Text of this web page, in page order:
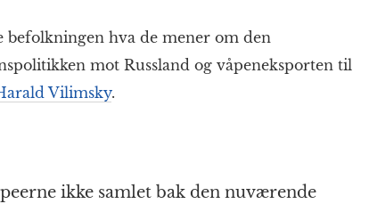
befolkningen hva de mener om den
mot Russland og våpeneksporten til
Vilimsky.
ikke samlet bak den nuværende